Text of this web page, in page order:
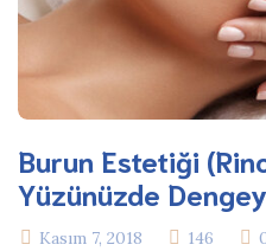
Burun Estetiği
Yüzünüzde
Kasım 7, 2018 146